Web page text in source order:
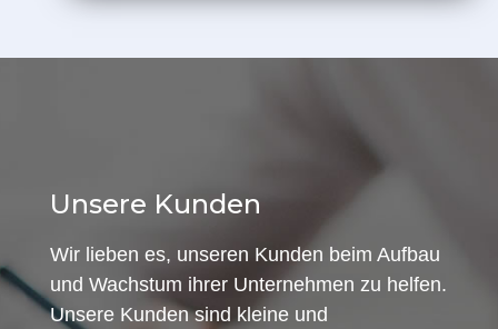
Unsere Kunden
Wir lieben es, unseren Kunden beim Aufbau
und Wachstum ihrer Unternehmen zu helfen.
Unsere Kunden sind kleine und